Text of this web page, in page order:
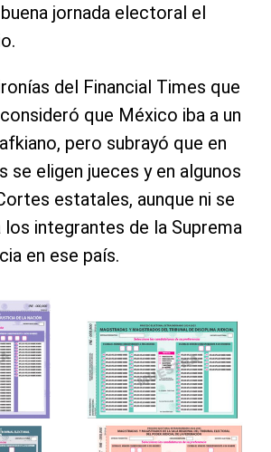
jornada electoral el
del Financial Times que
que México iba a un
pero subrayó que en
se eligen jueces y en algunos
estatales, aunque ni se
los integrantes de la Suprema
en ese país.